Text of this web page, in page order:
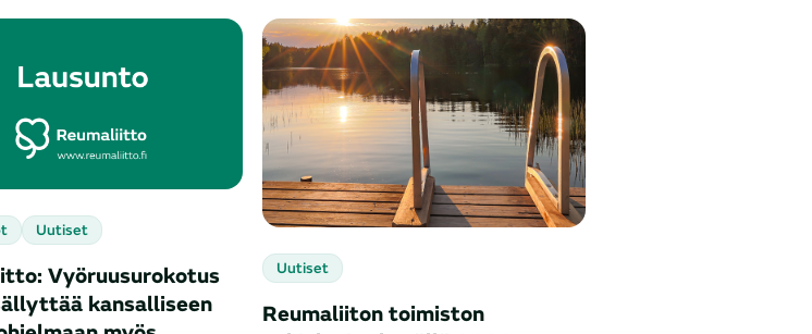
Uutiset
Vyöruusurokotus
kansalliseen
Uutiset
Reumaliiton toimiston